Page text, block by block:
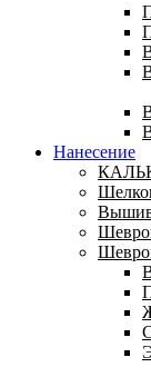
Нанесение